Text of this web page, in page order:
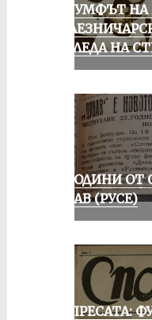
ТРИУМФЪТ НА
ПОГЛЕДА НА
70 ГОДИНИ
ДУНАВ (РУСЕ)
ОТ ПРЕСАТА: